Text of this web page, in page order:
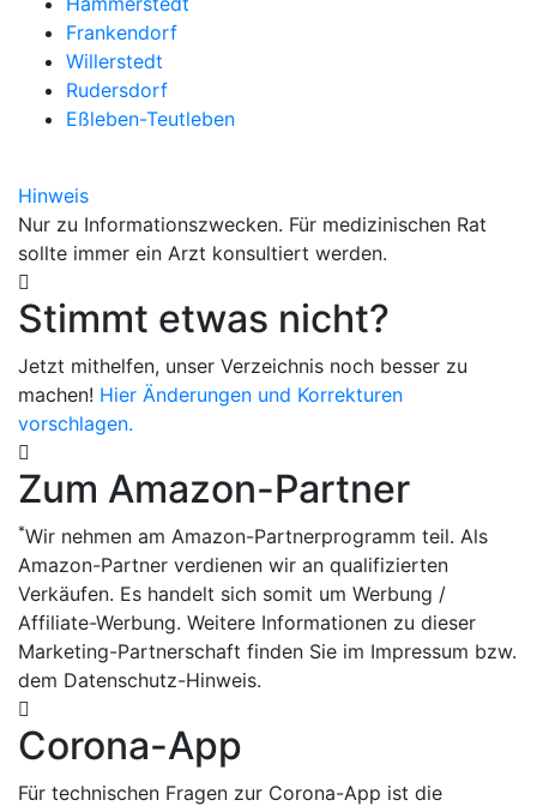
Frankendorf
Willerstedt
Rudersdorf
Eßleben-Teutleben
Hinweis
Nur zu Informationszwecken. Für medizinischen Rat
sollte immer ein Arzt konsultiert werden.
Stimmt etwas nicht?
Jetzt mithelfen, unser Verzeichnis noch besser zu
machen! Hier Änderungen und Korrekturen
vorschlagen.
Zum Amazon-Partner
*Wir nehmen am Amazon-Partnerprogramm teil. Als
Amazon-Partner verdienen wir an qualifizierten
Verkäufen. Es handelt sich somit um Werbung /
Affiliate-Werbung. Weitere Informationen zu dieser
Marketing-Partnerschaft finden Sie im Impressum bzw.
dem Datenschutz-Hinweis.
Corona-App
Für technischen Fragen zur Corona-App ist die